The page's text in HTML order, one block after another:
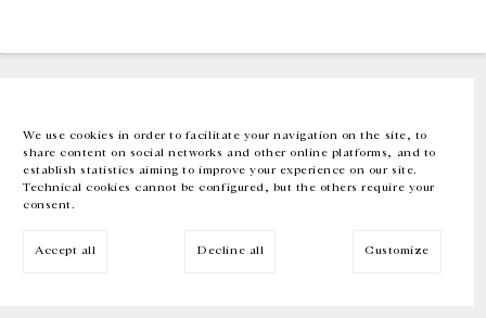
We use cookies in order to facilitate your navigation on the site, to
share content on social networks and other online platforms, and to
establish statistics aiming to improve your experience on our site.
Technical cookies cannot be configured, but the others require your
consent.
Accept all Decline all Customize
EN FR 中文 Facebook Instagram
Inscrivez-vous à notre newsletter